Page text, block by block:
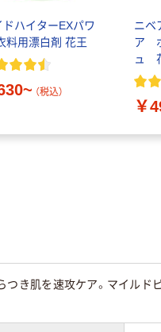
ドハイターEXパワ
料用漂白剤 花王
（税込）
ニベ
ア
ュ
￥
き肌を速攻ケア。マイル